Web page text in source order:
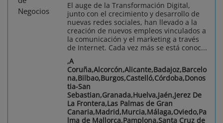
El auge de la Transformación Digital,
junto con el crecimiento y desarrollo de
nuevas redes sociales, han llevado a la
creación de nuevos empleos vinculados a
la comunicación y el marketing a través
de Internet. Cada vez más se está conoc...
,A
Coruña,Alcorcón,Alicante,Badajoz,Barcelo
na,Bilbao,Burgos,Castelló,Córdoba,Donos
tia-San
Sebastian,Granada,Huelva,Jaén,Jerez De
La Frontera,Las Palmas de Gran
Canaria,Madrid,Murcia,Málaga,Oviedo,Pa
lma de Mallorca,Pamplona,Santa Cruz de